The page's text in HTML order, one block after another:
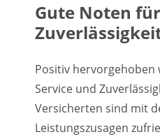
Gute Noten
Positiv hervorgehoben
Service und
Versicherten sind mit
Leistungszusagen